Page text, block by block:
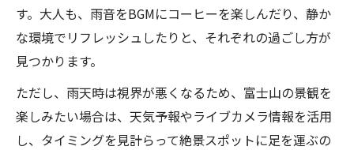
す。大人も、雨音をBGMにコーヒーを楽しんだり、静か
な環境でリフレッシュしたりと、それぞれの過ごし方が
見つかります。
ただし、雨天時は視界が悪くなるため、富士山の景観を
楽しみたい場合は、天気予報やライブカメラ情報を活用
し、タイミングを見計らって絶景スポットに足を運ぶの